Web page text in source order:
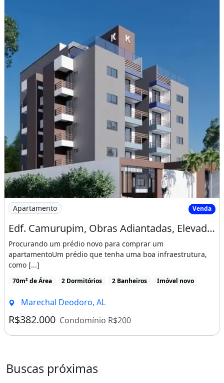
Imagem: Edf. Camurupim, Obras Adiantadas, Elevador
Apartamento Venda
Edf. Camurupim, Obras Adiantadas, Elevador, Piscina, Portaria 24H, Pertinho da Praia
Procurando um prédio novo para comprar um
apartamentoUm prédio que tenha uma boa infraestrutura,
como [...]
70m² de Área 2 Dormitórios 2 Banheiros Imóvel novo
Marechal Deodoro, AL
R$382.000 Condomínio R$200
Buscas próximas